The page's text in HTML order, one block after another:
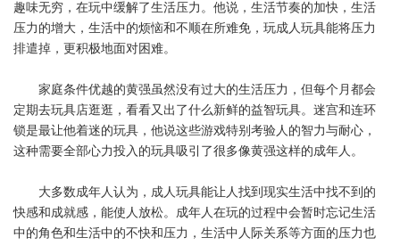
趣味无穷，在玩中缓解了生活压力。他说，生活节奏的加快，生活
压力的增大，生活中的烦恼和不顺在所难免，玩成人玩具能将压力
排遣掉，更积极地面对困难。
家庭条件优越的黄强虽然没有过大的生活压力，但每个月都会
定期去玩具店逛逛，看看又出了什么新鲜的益智玩具。迷宫和连环
锁是最让他着迷的玩具，他说这些游戏特别考验人的智力与耐心，
这种需要全部心力投入的玩具吸引了很多像黄强这样的成年人。
大多数成年人认为，成人玩具能让人找到现实生活中找不到的
快感和成就感，能使人放松。成年人在玩的过程中会暂时忘记生活
中的角色和生活中的不快和压力，生活中人际关系等方面的压力也